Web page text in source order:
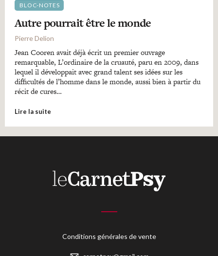
BLOC-NOTES
Autre pourrait être le monde
Pierre Delion
Jean Cooren avait déjà écrit un premier ouvrage
remarquable, L’ordinaire de la cruauté, paru en 2009, dans
lequel il développait avec grand talent ses idées sur les
difficultés de l’homme dans le monde, aussi bien à partir du
récit de cures…
Lire la suite
Conditions générales de vente